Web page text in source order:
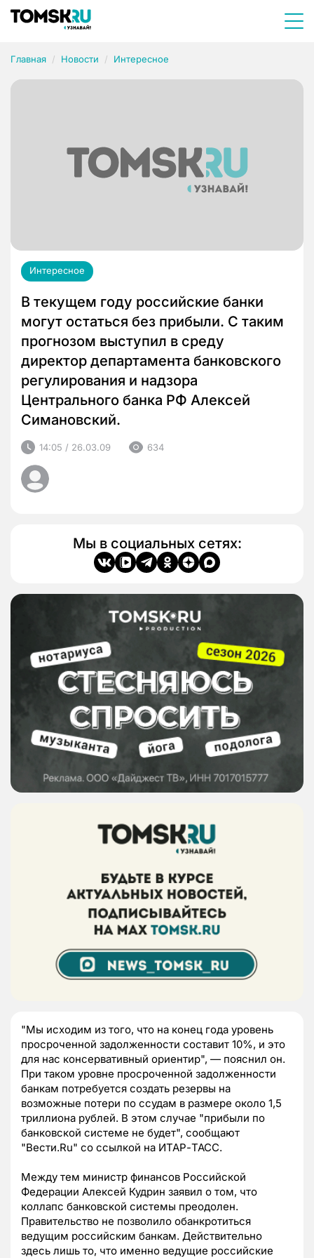
Главная Новости Интересное
Интересное
В текущем году российские банки
могут остаться без прибыли. С таким
прогнозом выступил в среду
директор департамента банковского
регулирования и надзора
Центрального банка РФ Алексей
Симановский.
14:05 / 26.03.09 634
Мы в социальных сетях:
"Мы исходим из того, что на конец года уровень
просроченной задолженности составит 10%, и это
для нас консервативный ориентир", — пояснил он.
При таком уровне просроченной задолженности
банкам потребуется создать резервы на
возможные потери по ссудам в размере около 1,5
триллиона рублей. В этом случае "прибыли по
банковской системе не будет", сообщают
"Вести.Ru" со ссылкой на ИТАР-ТАСС.
Между тем министр финансов Российской
Федерации Алексей Кудрин заявил о том, что
коллапс банковской системы преодолен.
Правительство не позволило обанкротиться
ведущим российским банкам. Действительно
здесь лишь то, что именно ведущие российские